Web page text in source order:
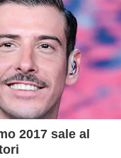
2017 sale al